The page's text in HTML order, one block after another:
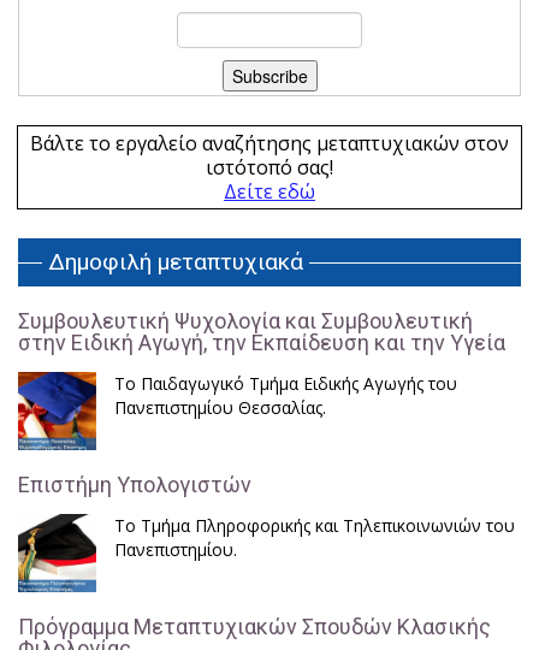
Βάλτε το εργαλείο αναζήτησης μεταπτυχιακών στον
ιστότοπό σας!
Δείτε εδώ
Δημοφιλή μεταπτυχιακά
Συμβουλευτική Ψυχολογία και Συμβουλευτική
στην Ειδική Αγωγή, την Εκπαίδευση και την Υγεία
Το Παιδαγωγικό Τμήμα Ειδικής Αγωγής του
Πανεπιστημίου Θεσσαλίας.
Επιστήμη Υπολογιστών
Το Τμήμα Πληροφορικής και Τηλεπικοινωνιών του
Πανεπιστημίου.
Πρόγραμμα Μεταπτυχιακών Σπουδών Κλασικής